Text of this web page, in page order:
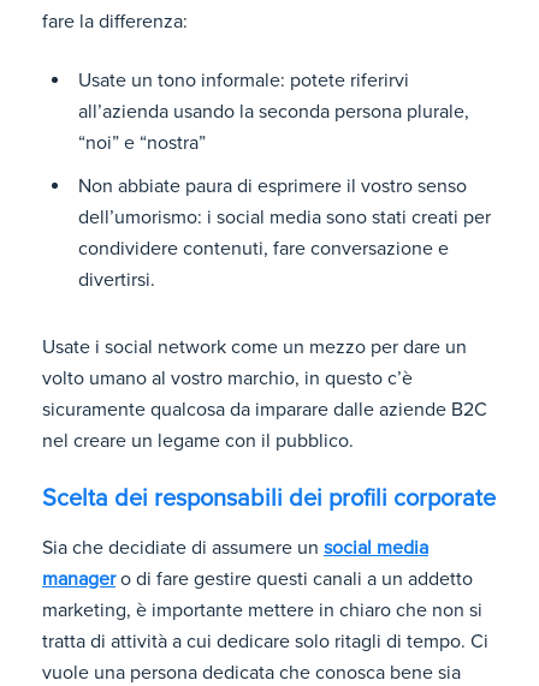
fare la differenza:
Usate un tono informale: potete riferirvi
all’azienda usando la seconda persona plurale,
“noi” e “nostra”
Non abbiate paura di esprimere il vostro senso
dell’umorismo: i social media sono stati creati per
condividere contenuti, fare conversazione e
divertirsi.
Usate i social network come un mezzo per dare un
volto umano al vostro marchio, in questo c’è
sicuramente qualcosa da imparare dalle aziende B2C
nel creare un legame con il pubblico.
Scelta dei responsabili dei profili corporate
Sia che decidiate di assumere un social media
managero di fare gestire questi canali a un addetto
marketing, è importante mettere in chiaro che non si
tratta di attività a cui dedicare solo ritagli di tempo. Ci
vuole una persona dedicata che conosca bene sia